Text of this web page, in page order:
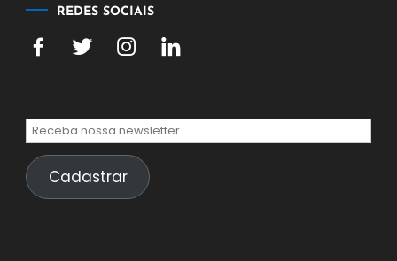
2026
REDES SOCIAIS
Cadastrar